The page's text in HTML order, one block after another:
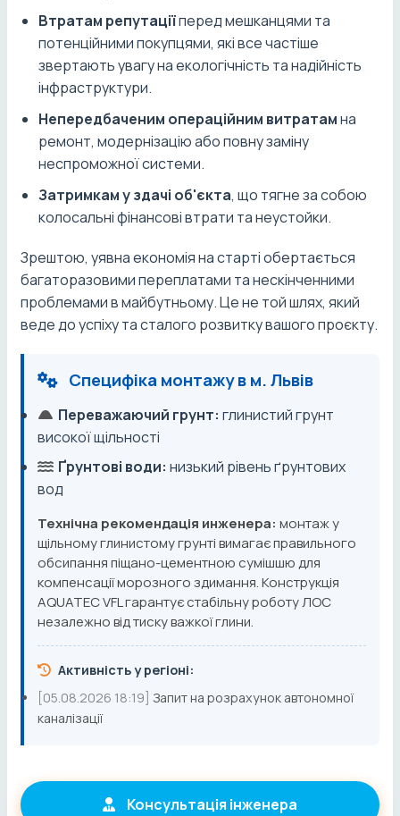
Втратам репутаціїперед мешканцями та
потенційними покупцями, які все частіше
звертають увагу на екологічність та надійність
інфраструктури.
Непередбаченим операційним витратамна
ремонт, модернізацію або повну заміну
неспроможної системи.
Затримкам у здачі об'єкта, що тягне за собою
колосальні фінансові втрати та неустойки.
Зрештою, уявна економія на старті обертається
багаторазовими переплатами та нескінченними
проблемами в майбутньому. Це не той шлях, який
веде до успіху та сталого розвитку вашого проєкту.
Специфіка монтажу в м. Львів
Переважаючий грунт: глинистий грунт
високої щільності
Ґрунтові води: низький рівень ґрунтових
вод
Технічна рекомендація инженера: монтаж у
щільному глинистому грунті вимагає правильного
обсипання піщано-цементною сумішшю для
компенсації морозного здимання. Конструкція
AQUATEC VFL гарантує стабільну роботу ЛОС
незалежно від тиску важкої глини.
Активність у регіоні:
[05.08.2026 18:19] Запит на розрахунок автономної
каналізації
Консультація інженера